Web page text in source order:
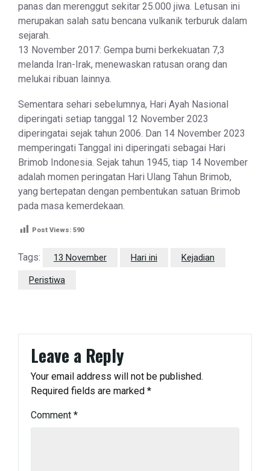
panas dan merenggut sekitar 25.000 jiwa. Letusan ini
merupakan salah satu bencana vulkanik terburuk dalam
sejarah.
13 November 2017: Gempa bumi berkekuatan 7,3
melanda Iran-Irak, menewaskan ratusan orang dan
melukai ribuan lainnya.
Sementara sehari sebelumnya, Hari Ayah Nasional
diperingati setiap tanggal 12 November 2023
diperingatai sejak tahun 2006. Dan 14 November 2023
memperingati Tanggal ini diperingati sebagai Hari
Brimob Indonesia. Sejak tahun 1945, tiap 14 November
adalah momen peringatan Hari Ulang Tahun Brimob,
yang bertepatan dengan pembentukan satuan Brimob
pada masa kemerdekaan.
Post Views: 590
Tags: 13 November Hari ini Kejadian
Peristiwa
Leave a Reply
Your email address will not be published.
Required fields are marked *
Comment *